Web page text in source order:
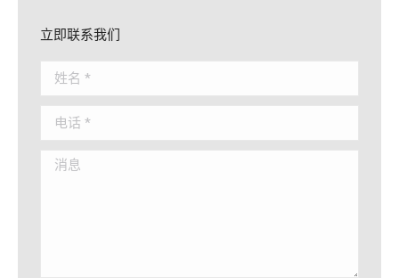
立即联系我们
姓名 *
电话 *
消息